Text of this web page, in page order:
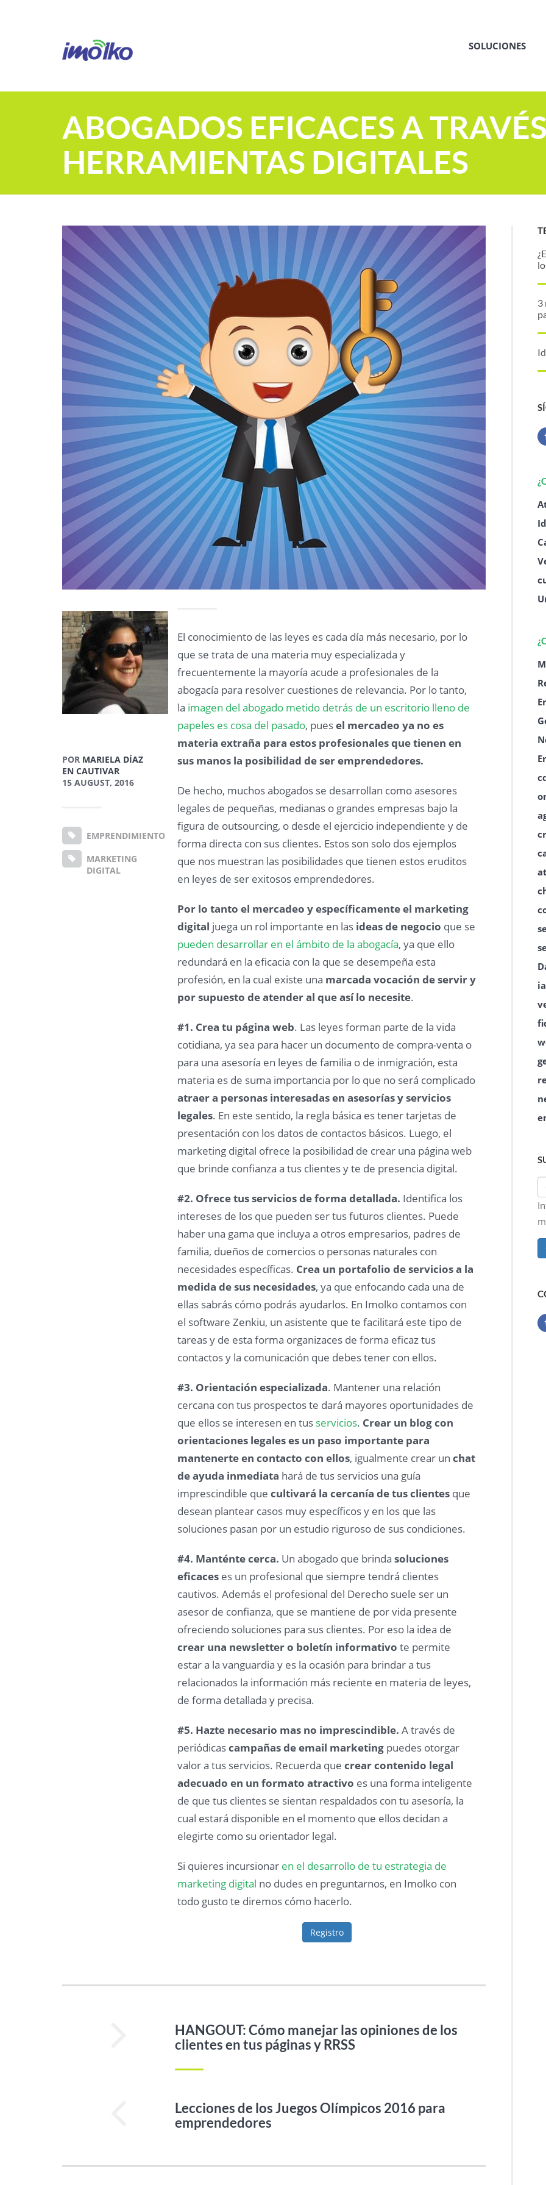
SOLUCIONES
ABOGADOS EFICACES A
HERRAMIENTAS DIGITALES
POR MARIELA DÍAZ
EN CAUTIVAR
15 AUGUST, 2016
EMPRENDIMIENTO
MARKETING
DIGITAL
El conocimiento de las leyes es cada día más necesario, por lo
que se trata de una materia muy especializada y
frecuentemente la mayoría acude a profesionales de la
abogacía para resolver cuestiones de relevancia. Por lo tanto,
la imagen del abogado metido detrás de un escritorio lleno de
papeles es cosa del pasado, puesel mercadeo ya no es
materia extraña para estos profesionales que tienen en
sus manos la posibilidad de ser emprendedores.
De hecho, muchos abogados se desarrollan como asesores
legales de pequeñas, medianas o grandes empresas bajo la
figura de outsourcing, o desde el ejercicio independiente y de
forma directa con sus clientes. Estos son solo dos ejemplos
que nos muestran las posibilidades que tienen estos eruditos
en leyes de ser exitosos emprendedores.
Por lo tanto el mercadeo y específicamente el marketing
digital juega un rol importante en las ideas de negocio que se
pueden desarrollar en el ámbito de la abogacía, ya que ello
redundará en la eficacia con la que se desempeña esta
profesión, en la cual existe una marcada vocación de servir y
por supuesto de atender al que así lo necesite.
#1. Crea tu página web. Las leyes forman parte de la vida
cotidiana, ya sea para hacer un documento de compra-venta o
para una asesoría en leyes de familia o de inmigración, esta
materia es de suma importancia por lo que no será complicado
atraer a personas interesadas en asesorías y servicios
legales. En este sentido, la regla básica es tener tarjetas de
presentación con los datos de contactos básicos. Luego, el
marketing digital ofrece la posibilidad de crear una página web
que brinde confianza a tus clientes y te de presencia digital.
#2. Ofrece tus servicios de forma detallada. Identifica los
intereses de los que pueden ser tus futuros clientes. Puede
haber una gama que incluya a otros empresarios, padres de
familia, dueños de comercios o personas naturales con
necesidades específicas. Crea un portafolio de servicios a la
medida de sus necesidades, ya que enfocando cada una de
ellas sabrás cómo podrás ayudarlos. En Imolko contamos con
el software Zenkiu, un asistente que te facilitará este tipo de
tareas y de esta forma organizaces de forma eficaz tus
contactos y la comunicación que debes tener con ellos.
#3. Orientación especializada. Mantener una relación
cercana con tus prospectos te dará mayores oportunidades de
que ellos se interesen en tus servicios. Crear un blog con
orientaciones legales es un paso importante para
mantenerte en contacto con ellos, igualmente crear un chat
de ayuda inmediata hará de tus servicios una guía
imprescindible que cultivará la cercanía de tus clientesque
desean plantear casos muy específicos y en los que las
soluciones pasan por un estudio riguroso de sus condiciones.
#4. Manténte cerca. Un abogado que brinda soluciones
eficaceses un profesional que siempre tendrá clientes
cautivos. Además el profesional del Derecho suele ser un
asesor de confianza, que se mantiene de por vida presente
ofreciendo soluciones para sus clientes. Por eso la idea de
crear una newsletter o boletín informativo te permite
estar a la vanguardia y es la ocasión para brindar a tus
relacionados la información más reciente en materia de leyes,
de forma detallada y precisa.
#5. Hazte necesario mas no imprescindible. A través de
periódicascampañas de email marketingpuedes otorgar
valor a tus servicios. Recuerda que crear contenido legal
adecuado en un formato atractivo es una forma inteligente
de que tus clientes se sientan respaldados con tu asesoría, la
cual estará disponible en el momento que ellos decidan a
elegirte como su orientador legal.
Si quieres incursionar en el desarrollo de tu estrategia de
marketing digital no dudes en preguntarnos, en Imolko con
todo gusto te diremos cómo hacerlo.
Registro
HANGOUT: Cómo manejar las opiniones de los
clientes en tus páginas y RRSS
Lecciones de los Juegos Olímpicos 2016 para
emprendedores
3
ia